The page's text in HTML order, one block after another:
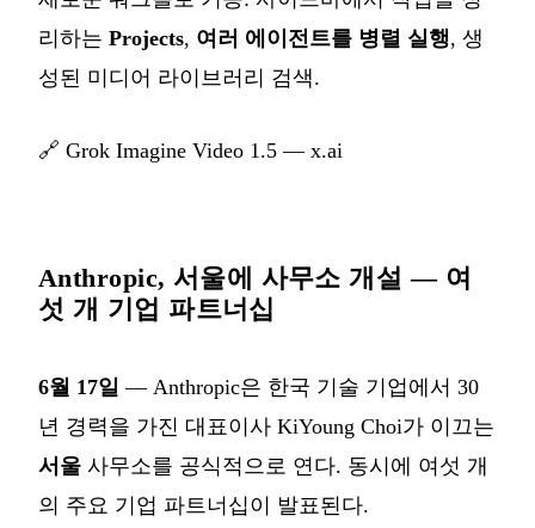
리하는 Projects, 여러 에이전트를 병렬 실행, 생
성된 미디어 라이브러리 검색.
🔗 Grok Imagine Video 1.5 — x.ai
Anthropic, 서울에 사무소 개설 — 여
섯 개 기업 파트너십
6월 17일 — Anthropic은 한국 기술 기업에서 30
년 경력을 가진 대표이사 KiYoung Choi가 이끄는
서울 사무소를 공식적으로 연다. 동시에 여섯 개
의 주요 기업 파트너십이 발표된다.